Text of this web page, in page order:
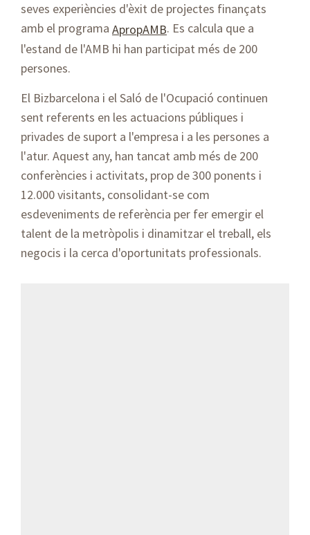
seves experiències d'èxit de projectes finançats
amb el programa ApropAMB. Es calcula que a
l'estand de l'AMB hi han participat més de 200
persones.
El Bizbarcelona i el Saló de l'Ocupació continuen
sent referents en les actuacions públiques i
privades de suport a l'empresa i a les persones a
l'atur. Aquest any, han tancat amb més de 200
conferències i activitats, prop de 300 ponents i
12.000 visitants, consolidant-se com
esdeveniments de referència per fer emergir el
talent de la metròpolis i dinamitzar el treball, els
negocis i la cerca d'oportunitats professionals.